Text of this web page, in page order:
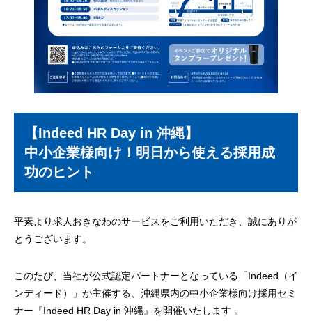
【Indeed HR Day in 沖縄】
中小企業様向け！明日から使える採用成
功のヒント
平素より求人おきなわのサービスをご利用いただき、誠にありが
とうございます。
このたび、当社が公式認定パートナーとなっている「Indeed（イ
ンディード）」が主催する、沖縄県内の中小企業様向け採用セミ
ナー『Indeed HR Day in 沖縄』を開催いたします 。